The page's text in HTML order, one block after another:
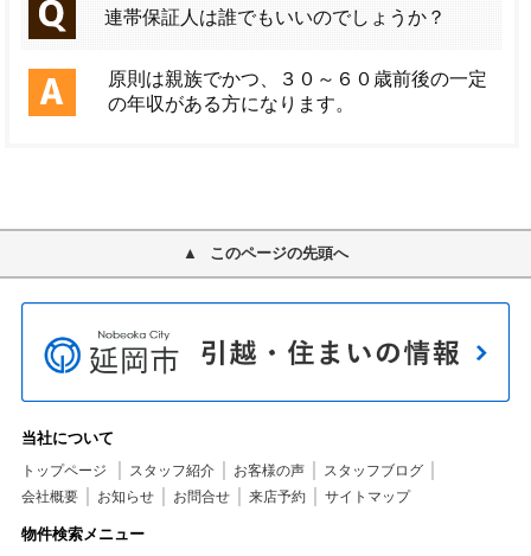
このページの先頭へ
当社について
トップページ スタッフ紹介 お客様の声
スタッフブログ
会社概要
お知らせ お問合せ 来店予約 サイトマップ
物件検索メニュー